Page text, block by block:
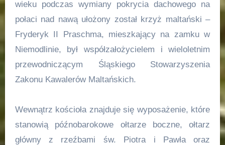
wieku podczas wymiany pokrycia dachowego na
połaci nad nawą ułożony został krzyż maltański –
Fryderyk II Praschma, mieszkający na zamku w
Niemodlinie, był współzałożycielem i wieloletnim
przewodniczącym Śląskiego Stowarzyszenia
Zakonu Kawalerów Maltańskich.
Wewnątrz kościoła znajduje się wyposażenie, które
stanowią późnobarokowe ołtarze boczne, ołtarz
główny z rzeźbami św. Piotra i Pawła oraz